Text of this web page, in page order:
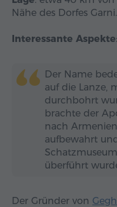
Nähe des Dorfes Garni.
Interessante Aspekte:
Der Name
auf die Lanze,
durchbohrt
brachte der
nach
aufbewahrt
überführt
Der Gründer von